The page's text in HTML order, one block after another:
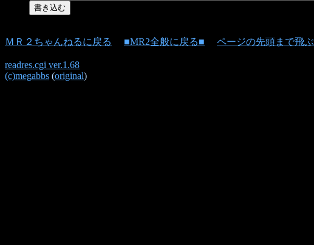
ＭＲ２ちゃんねるに戻る ■MR2全般に戻る■ ページの先頭まで飛ぶ
readres.cgi ver.1.68
(c)megabbs (original)